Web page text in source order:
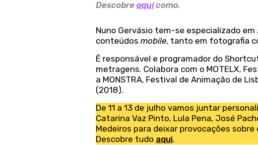
Descobreaquicomo.
Nuno Gervásio tem-se especializado em
conteúdosmobile, tanto em fotografia
É responsável e programador do
metragens. Colabora com o MOTELX,
a MONSTRA, Festival de Animação de
(2018).
De 11 a 13 de julho vamos juntar
Catarina Vaz Pinto, Lula Pena, José
Medeiros para deixar provocações
Descobre tudo aqui.